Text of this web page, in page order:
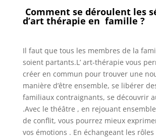
Comment se déroulent les
d’art thérapie en famille ?
Il faut que tous les membres de la
soient partants.L’ art-thérapie vous
créer en commun pour trouver une
manière d’être ensemble, se libérer
familiaux contraignants, se découvrir
.Avec le théâtre , en rejouant
de conflit, vous pourrez mieux
vos émotions . En échangeant les rôles